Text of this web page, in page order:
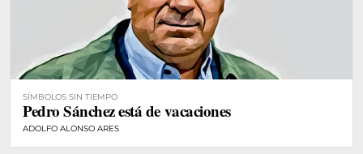
SÍMBOLOS SIN TIEMPO
Pedro Sánchez está de vacaciones
ADOLFO ALONSO ARES